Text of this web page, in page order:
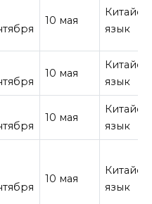
10 мая
язык
10 мая
язык
10 мая
язык
10 мая
язык